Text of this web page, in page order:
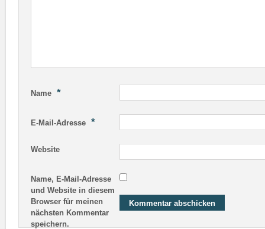
Name *
E-Mail-Adresse *
Website
Name, E-Mail-Adresse
und Website in diesem
Browser für meinen
nächsten Kommentar
speichern.